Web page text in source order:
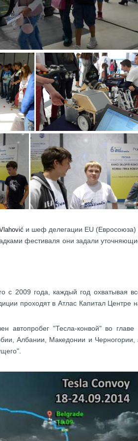
и шеф делегации ЕU (Евросоюза)
фестиваля они задали
c 2009 года, каждый год охватывая
проходят в Атлас Капитал Центре
автопробег "Тесла-конвой" во главе
Албании, Македонии и Черногории,